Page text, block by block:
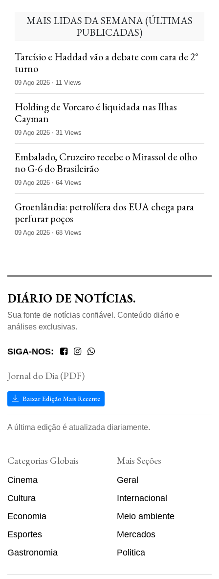
MAIS LIDAS DA SEMANA (ÚLTIMAS
PUBLICADAS)
Tarcísio e Haddad vão a debate com cara de 2°
turno
09 Ago 2026 11 Views
Holding de Vorcaro é liquidada nas Ilhas
Cayman
09 Ago 2026 31 Views
Embalado, Cruzeiro recebe o Mirassol de olho
no G-6 do Brasileirão
09 Ago 2026 64 Views
Groenlândia: petrolífera dos EUA chega para
perfurar poços
09 Ago 2026 68 Views
DIÁRIO DE NOTÍCIAS.
Sua fonte de notícias confiável. Conteúdo diário e
análises exclusivas.
SIGA-NOS:
Jornal do Dia (PDF)
Baixar Edição Mais Recente
A última edição é atualizada diariamente.
Categorias Globais
Cinema
Cultura
Economia
Esportes
Gastronomia
Mais Seções
Geral
Internacional
Meio ambiente
Mercados
Politica